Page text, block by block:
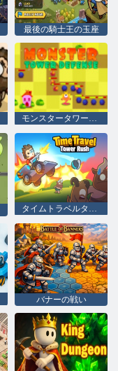
最後の騎士王の玉座
モンスタータワーディフェンス
タイムトラベルタワーラッシュ
バナーの戦い